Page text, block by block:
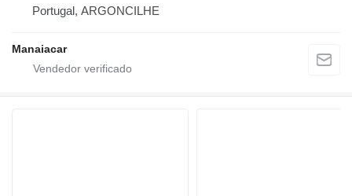
Portugal, ARGONCILHE
Manaiacar